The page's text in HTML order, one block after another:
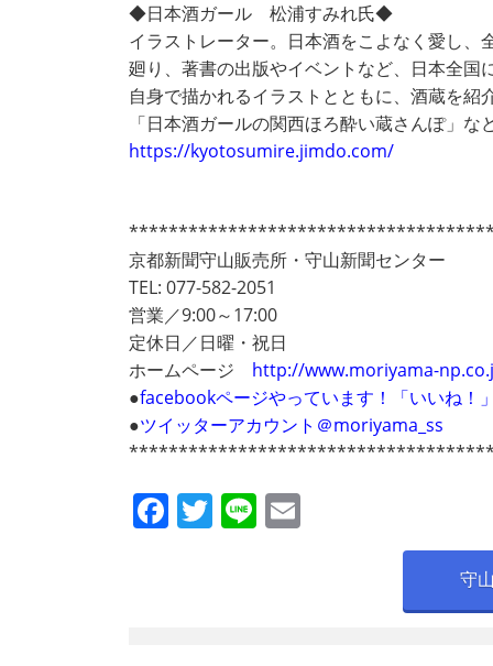
◆日本酒ガール 松浦すみれ氏◆
イラストレーター。日本酒をこよなく愛し、
廻り、著書の出版やイベントなど、日本全国
自身で描かれるイラストとともに、酒蔵を紹
「日本酒ガールの関西ほろ酔い蔵さんぽ」な
https://kyotosumire.jimdo.com/
京都新聞守山販売所・守山新聞センター
TEL: 077-582-2051
営業／9:00～17:00
定休日／日曜・祝日
ホームページ http://www.moriyama-
●facebookページやっています！「いいね！
●ツイッターアカウント＠moriyama_ss
F T Li
守